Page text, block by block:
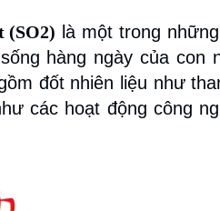
là một trong
hàng ngày của
đốt nhiên liệu như
các hoạt động công